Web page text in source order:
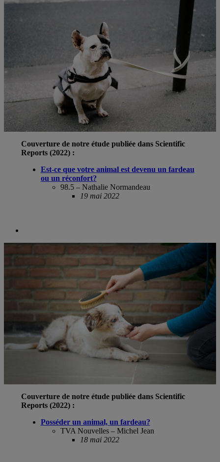
Couverture de notre étude publiée dans Scientific
Reports (2022) :
Est-ce que votre animal est devenu un fardeau
ou un réconfort?
98.5 – Nathalie Normandeau
19 mai 2022
Couverture de notre étude publiée dans Scientific
Reports (2022) :
Posséder un animal, un fardeau?
TVA Nouvelles – Michel Jean
18 mai 2022